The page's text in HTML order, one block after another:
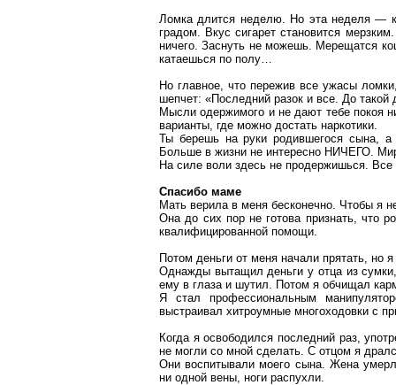
Ломка длится неделю. Но эта неделя —
градом. Вкус сигарет становится
ничего. Заснуть не можешь. Мерещатся
катаешься по полу…
Но главное, что пережив все ужасы
шепчет: «Последний разок и все. До
Мысли одержимого и не дают тебе покоя
варианты, где можно достать наркотики.
Ты берешь на руки родившегося сына,
Больше в жизни не интересно НИЧЕГО.
На силе воли здесь не продержишься. Все
Спасибо маме
Мать верила в меня бесконечно. Чтобы я
Она до сих пор не готова признать, что
квалифицированной помощи.
Потом деньги от меня начали прятать, но
Однажды вытащил деньги у отца из
ему в глаза и шутил. Потом я обчищал
Я стал профессиональным
выстраивал хитроумные многоходовки с
Когда я освободился последний раз,
не могли со мной сделать. С отцом я
Они воспитывали моего сына. Жена
ни одной вены, ноги распухли.